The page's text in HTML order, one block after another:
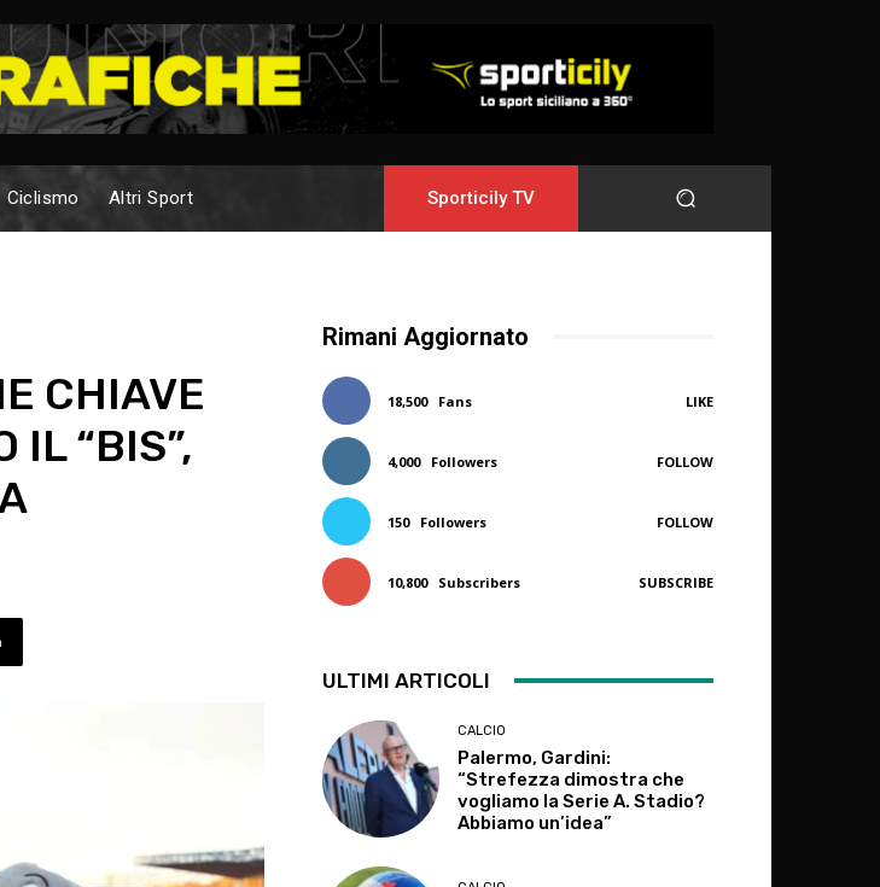
Ciclismo Altri Sport Sporticily TV
CHIAVE
IL “BIS”,
Rimani Aggiornato
18,500 Fans LIKE
4,000 Followers FOLLOW
150 Followers FOLLOW
10,800 Subscribers SUBSCRIBE
ULTIMI ARTICOLI
CALCIO
Palermo, Gardini:
“Strefezza dimostra che
vogliamo la Serie A. Stadio?
Abbiamo un’idea”